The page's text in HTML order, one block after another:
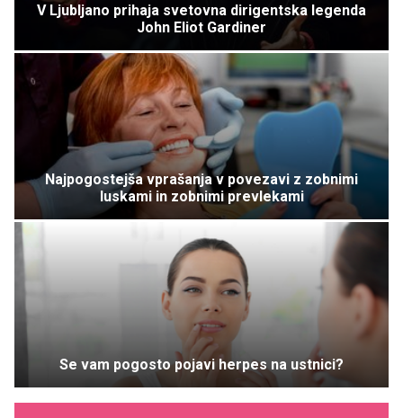
V Ljubljano prihaja svetovna dirigentska legenda
John Eliot Gardiner
Najpogostejša vprašanja v povezavi z zobnimi
luskami in zobnimi prevlekami
Se vam pogosto pojavi herpes na ustnici?